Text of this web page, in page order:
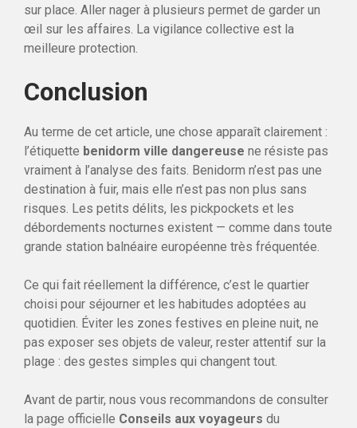
sur place. Aller nager à plusieurs permet de garder un
œil sur les affaires. La vigilance collective est la
meilleure protection.
Conclusion
Au terme de cet article, une chose apparaît clairement :
l’étiquette benidorm ville dangereuse ne résiste pas
vraiment à l’analyse des faits. Benidorm n’est pas une
destination à fuir, mais elle n’est pas non plus sans
risques. Les petits délits, les pickpockets et les
débordements nocturnes existent — comme dans toute
grande station balnéaire européenne très fréquentée.
Ce qui fait réellement la différence, c’est le quartier
choisi pour séjourner et les habitudes adoptées au
quotidien. Éviter les zones festives en pleine nuit, ne
pas exposer ses objets de valeur, rester attentif sur la
plage : des gestes simples qui changent tout.
Avant de partir, nous vous recommandons de consulter
la page officielle Conseils aux voyageurs du